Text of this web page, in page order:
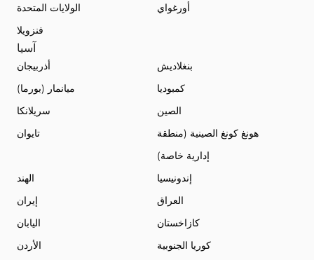
الولايات المتحدة
أورغواي
فنزويلا
آسيا
أذربيجان
بنغلاديش
ميانمار (بورما)
كمبوديا
سريلانكا
الصين
تايوان
هونغ كونغ الصينية (منطقة
إدارية خاصة)
الهند
إندونيسيا
إيران
العراق
اليابان
كازاخستان
الأردن
كوريا الجنوبية